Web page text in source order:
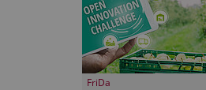
FriDa